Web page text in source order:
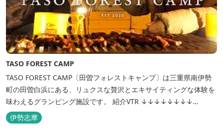
TASO FOREST CAMP
TASO FOREST CAMP〔田曽フォレストキャンプ〕は三重県南伊勢
町の田曽白浜にある、リュクスな贅沢とエキサイティングな体験を
味わえるグランピング施設です。 紹介VTR ↓↓↓↓↓↓↓↓
https://www.youtube.com/watch?v=jpF0wPRjqSw
伊勢志摩